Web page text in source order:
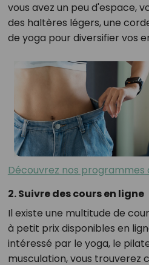
vous avez un peu d'espace,
des haltères légers, une
de yoga pour diversifier vos
Découvrez nos programmes
2. Suivre des cours en ligne
Il existe une multitude de
à petit prix disponibles en
intéressé par le yoga, le
musculation, vous trouverez